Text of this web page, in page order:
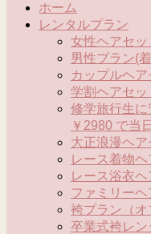
ホーム
レンタルプラン
女性ヘアセ
男性プラン(
カップルヘ
学割ヘアセ
修学旅行生に
￥2980 で当
大正浪漫ヘ
レース着物
レース浴衣
ファミリー
袴プラン（オ
卒業式袴レン